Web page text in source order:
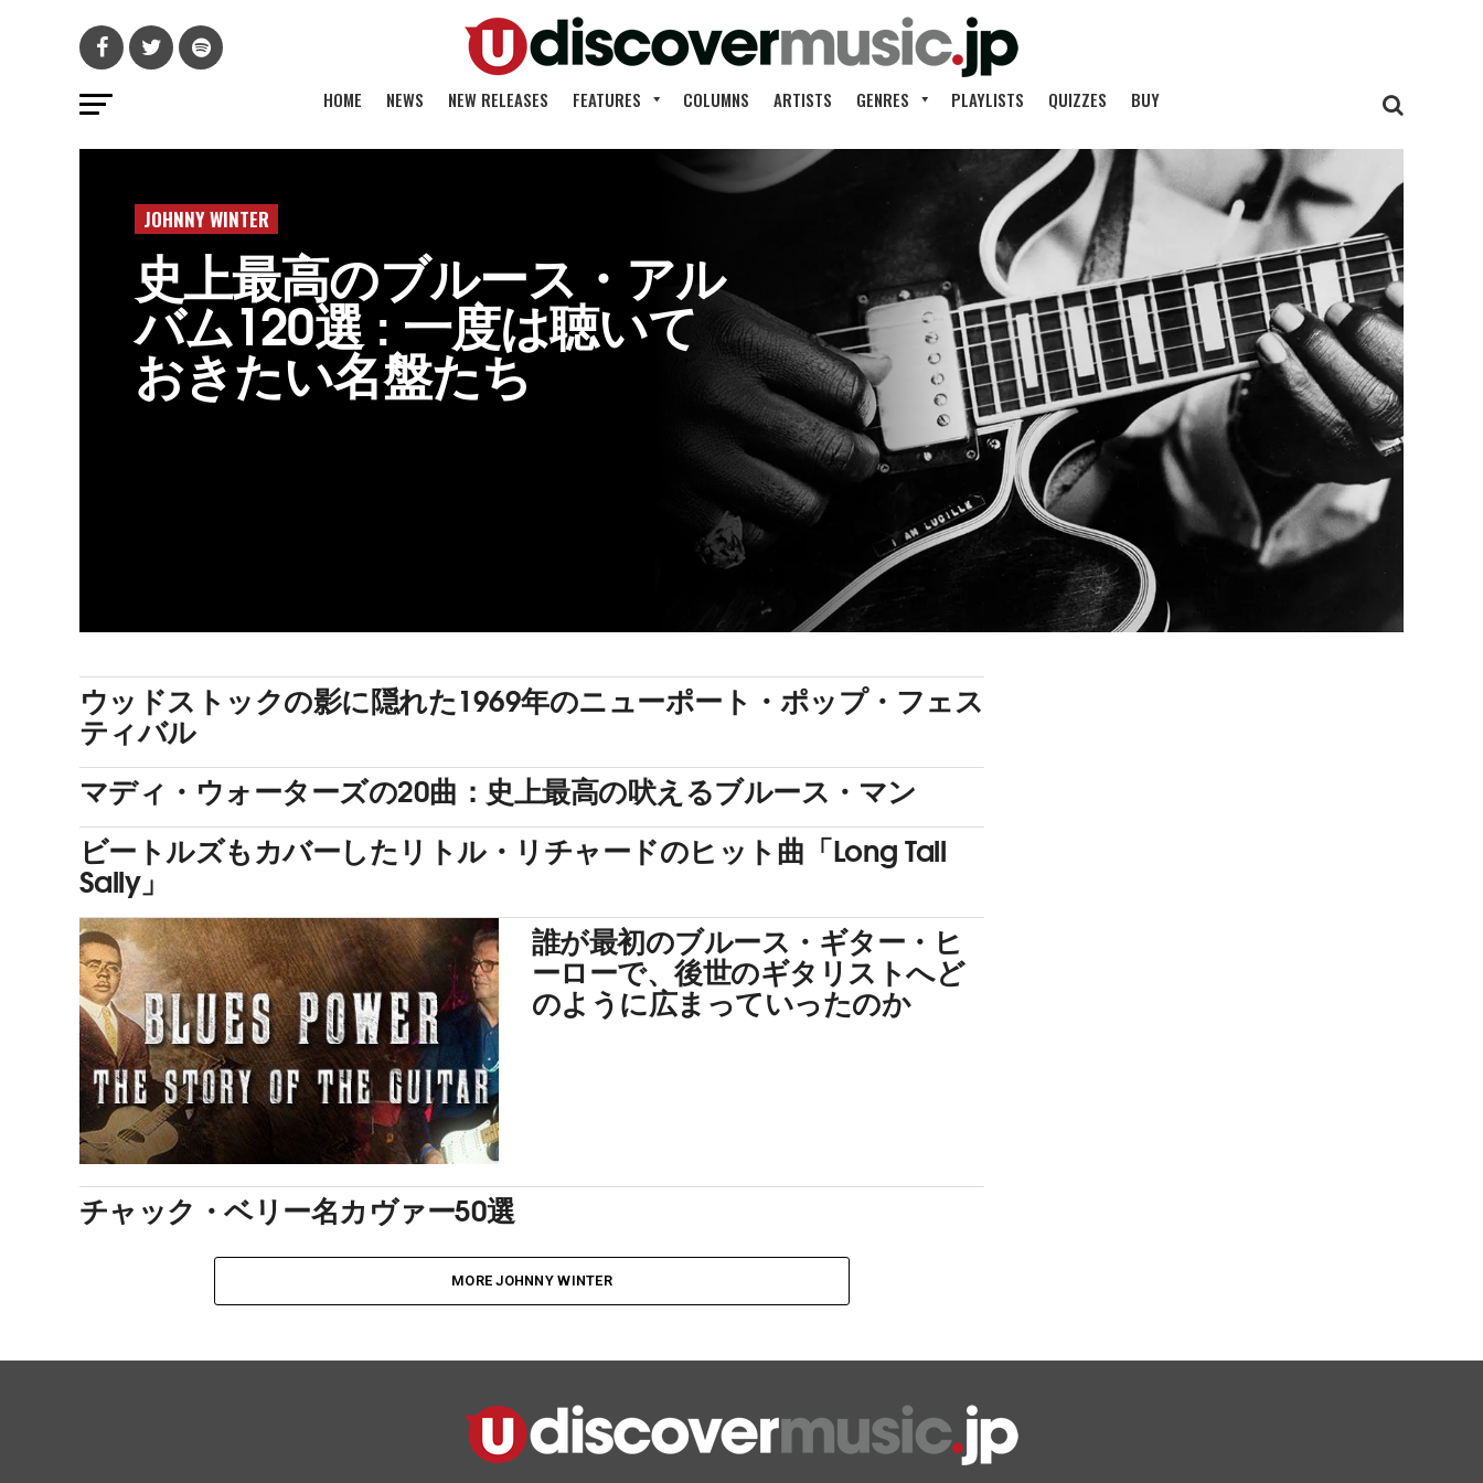
HOME NEWS NEW RELEASES FEATURES COLUMNS ARTISTS GENRES PLAYLISTS QUIZZES BUY
JOHNNY WINTER
史上最高のブルース・アル
バム120選 : 一度は聴いて
おきたい名盤たち
ウッドストックの影に隠れた1969年のニューポート・ポップ・フェス
ティバル
マディ・ウォーターズの20曲：史上最高の吠えるブルース・マン
ビートルズもカバーしたリトル・リチャードのヒット曲「Long Tall
Sally」
誰が最初のブルース・ギター・ヒ
ーローで、後世のギタリストへど
のように広まっていったのか
チャック・ベリー名カヴァー50選
MORE JOHNNY WINTER